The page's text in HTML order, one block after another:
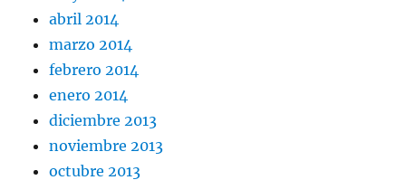
abril 2014
marzo 2014
febrero 2014
enero 2014
diciembre 2013
noviembre 2013
octubre 2013